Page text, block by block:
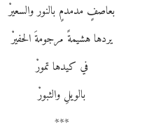
بعاصفٍ مدمدمٍ بالنور والسعيرْ
يردها هشيمةً مرجومةَ الحفيرْ
في كيدها تمورْ
بالويلِ والثبورْ
***